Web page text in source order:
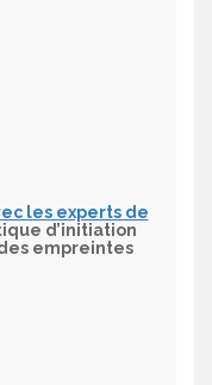
les experts de
d’initiation
empreintes